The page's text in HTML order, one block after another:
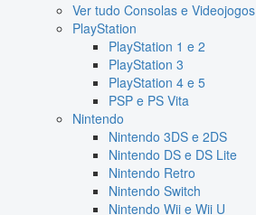
Ver tudo Consolas e Videojogos
PlayStation
PlayStation 1 e 2
PlayStation 3
PlayStation 4 e 5
PSP e PS Vita
Nintendo
Nintendo 3DS e 2DS
Nintendo DS e DS Lite
Nintendo Retro
Nintendo Switch
Nintendo Wii e Wii U